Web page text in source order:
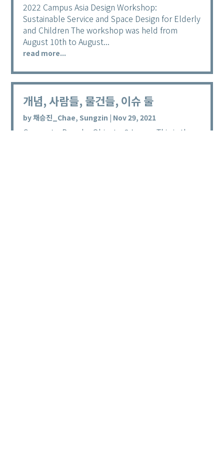
2022 Campus Asia Design Workshop:
Sustainable Service and Space Design for Elderly
and Children The workshop was held from
August 10th to August...
read more...
개념, 사람들, 물건들, 이슈 둘
by채승진_Chae, Sungzin | Nov 29, 2021
Concepts, People, Objects, 2 Issues This is the